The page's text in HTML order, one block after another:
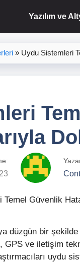
Yazılım ve
» Uydu Sistemleri
düzgün bir
ve iletişim
uydu